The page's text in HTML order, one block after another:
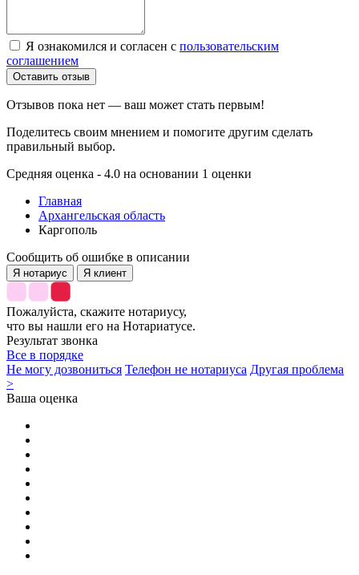
Я ознакомился и согласен с пользовательским
соглашением
Оставить отзыв
Отзывов пока нет — ваш может стать первым!
Поделитесь своим мнением и помогите другим сделать
правильный выбор.
Средняя оценка - 4.0 на основании 1 оценки
Главная
Архангельская область
Каргополь
Сообщить об ошибке в описании
Я нотариус Я клиент
Пожалуйста, скажите нотариусу,
что вы нашли его на Нотариатусе.
Результат звонка
Все в порядке
Не могу дозвониться Телефон не нотариуса Другая проблема
>
Ваша оценка